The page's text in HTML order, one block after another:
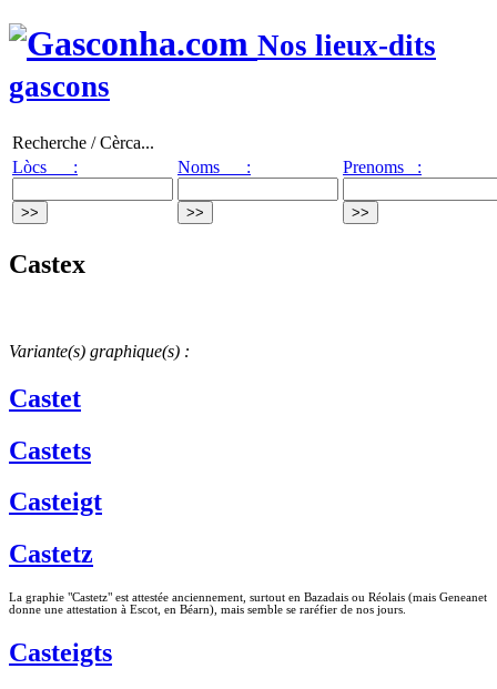
Nos lieux-dits
gascons
Recherche / Cèrca...
Lòcs :
Noms : Prenoms :
Castex
Variante(s) graphique(s) :
Castet
Castets
Casteigt
Castetz
La graphie "Castetz" est attestée anciennement, surtout en Bazadais ou Réolais (mais Geneanet
donne une attestation à Escot, en Béarn), mais semble se raréfier de nos jours.
Casteigts